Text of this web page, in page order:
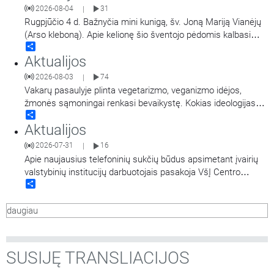
apie žindymo naudą kūdikiui ir motinai, taip pat dalijasi
patarimais, kur kreiptis pagalbos, jei kyla
…
2026-08-04 | 31
Rugpjūčio 4 d. Bažnyčia mini kunigą, šv. Joną Mariją Vianėjų
(Arso kleboną). Apie kelionę šio šventojo pėdomis kalbasi
tikybos mokytoja Jolanta Stupelytė ir žurnalistė
Laisvė Radzevičienė.
Aktualijos
2026-08-03 | 74
Vakarų pasaulyje plinta vegetarizmo, veganizmo idėjos,
žmonės sąmoningai renkasi bevaikystę. Kokias ideologijas
atspindi šie pasirinkimai ir ką apie jas turi žinoti krikščionys.
Kalba Vilniaus šv. Pranciškaus Asyžiečio parapijos vikaras,
psichologas Arūnas Peškaitis OFM.
Aktualijos
2026-07-31 16
Apie naujausius telefoninių sukčių būdus apsimetant įvairių
valstybinių institucijų darbuotojais pasakoja VšĮ Centro
poliklinikos komunikacijos ir viešųjų ryšių specialistė Giedrė
direktoriaus pavaduotojas Rokas Jonikas, Pinigų plovimo
Živilė Kielienė. Laidą veda Vilniaus…
daugiau
SUSIJĘ TRANSLIACIJOS